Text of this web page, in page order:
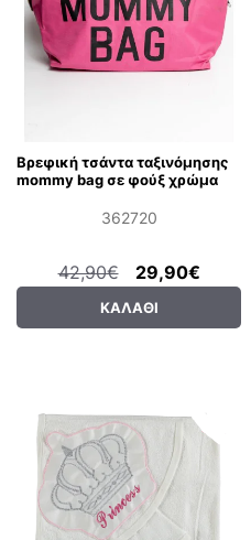
Βρεφική τσάντα ταξινόμησης
mommy bag σε φούξ χρώμα
362720
29,90€
42,90€
ΚΑΛΆΘΙ